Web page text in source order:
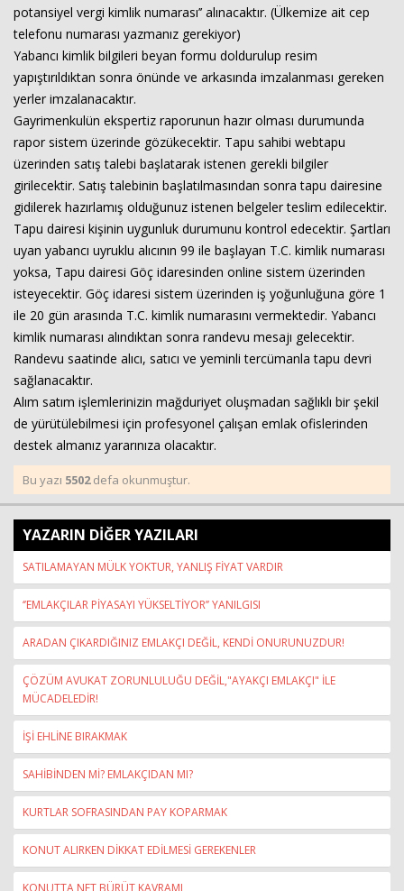
potansiyel vergi kimlik numarası’’ alınacaktır. (Ülkemize ait cep
telefonu numarası yazmanız gerekiyor)
Yabancı kimlik bilgileri beyan formu doldurulup resim
yapıştırıldıktan sonra önünde ve arkasında imzalanması gereken
yerler imzalanacaktır.
Gayrimenkulün ekspertiz raporunun hazır olması durumunda
rapor sistem üzerinde gözükecektir. Tapu sahibi webtapu
üzerinden satış talebi başlatarak istenen gerekli bilgiler
girilecektir. Satış talebinin başlatılmasından sonra tapu dairesine
gidilerek hazırlamış olduğunuz istenen belgeler teslim edilecektir.
Tapu dairesi kişinin uygunluk durumunu kontrol edecektir. Şartları
uyan yabancı uyruklu alıcının 99 ile başlayan T.C. kimlik numarası
yoksa, Tapu dairesi Göç idaresinden online sistem üzerinden
isteyecektir. Göç idaresi sistem üzerinden iş yoğunluğuna göre 1
ile 20 gün arasında T.C. kimlik numarasını vermektedir. Yabancı
kimlik numarası alındıktan sonra randevu mesajı gelecektir.
Randevu saatinde alıcı, satıcı ve yeminli tercümanla tapu devri
sağlanacaktır.
Alım satım işlemlerinizin mağduriyet oluşmadan sağlıklı bir şekil
de yürütülebilmesi için profesyonel çalışan emlak ofislerinden
destek almanız yararınıza olacaktır.
Bu yazı 5502defa okunmuştur.
YAZARIN DİĞER YAZILARI
SATILAMAYAN MÜLK YOKTUR, YANLIŞ FİYAT VARDIR
‘’EMLAKÇILAR PİYASAYI YÜKSELTİYOR’’ YANILGISI
ARADAN ÇIKARDIĞINIZ EMLAKÇI DEĞİL, KENDİ ONURUNUZDUR!
ÇÖZÜM AVUKAT ZORUNLULUĞU DEĞİL,"AYAKÇI EMLAKÇI" İLE
MÜCADELEDİR!
İŞİ EHLİNE BIRAKMAK
SAHİBİNDEN Mİ? EMLAKÇIDAN MI?
KURTLAR SOFRASINDAN PAY KOPARMAK
KONUT ALIRKEN DİKKAT EDİLMESİ GEREKENLER
KONUTTA NET BÜRÜT KAVRAMI